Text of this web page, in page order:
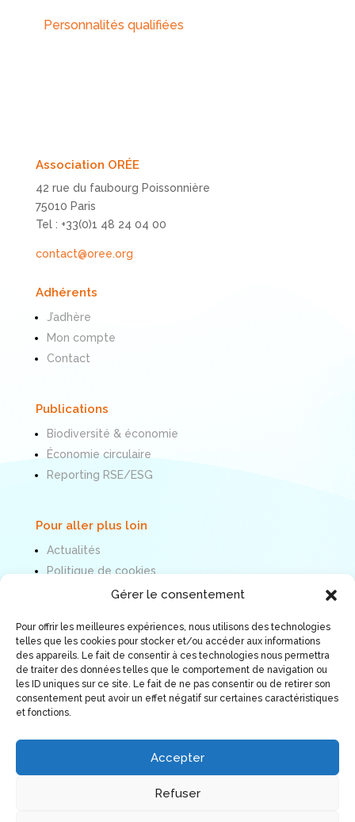
Gérer le consentement
Pour offrir les meilleures expériences, nous utilisons des technologies
telles que les cookies pour stocker et/ou accéder aux informations
des appareils. Le fait de consentir à ces technologies nous permettra
de traiter des données telles que le comportement de navigation ou
les ID uniques sur ce site. Le fait de ne pas consentir ou de retirer son
consentement peut avoir un effet négatif sur certaines caractéristiques
et fonctions.
Accepter
Refuser
Personnalités qualifiées
Association ORÉE
42 rue du faubourg Poissonnière
75010 Paris
Tel : +33(0)1 48 24 04 00
contact@oree.org
Adhérents
J’adhère
Mon compte
Contact
Publications
Biodiversité & économie
Économie circulaire
Reporting RSE/ESG
Pour aller plus loin
Actualités
Politique de cookies
Mentions légales
Nous suivre